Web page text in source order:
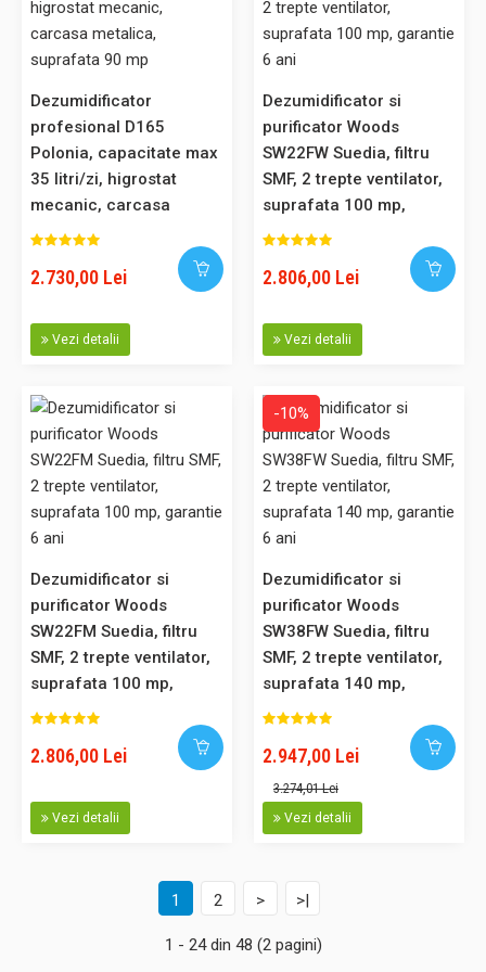
Noul dezumidificator din gama casnica Woods MDK21 este
echipat cu noul agent frigorific ecologic R290. Noutatea
consta in noul gaz refrigerant ecologic R290. Woods este
prima companie care fabrica si introduce pe piata
dezumidificatoare care functioneaza cu un agent frigorific
prietenos cu mediu..
1.295,00 Lei
-10%
Dezumidificator si purificator profesional Woods LD24 filtru
metalica, 10 ani garantie
Dezumidificator profesional Woods LD24 fabricat in Suedia,
echipat cu filtru de particule, garantie 10 ani la schimbarea
filtrului anual Modelul Woods LD24 este perfect pentru: -
dezumidificatorul uscand hainele fara sa le deterioreze - usc..
3.660,00 Lei
Adaugă în Coş
Dezumidificator
profesional D165
Polonia, capacitate max
35 litri/zi, higrostat
mecanic, carcasa
metalica, suprafata 90
2.730,00 Lei
Vezi detalii
Dezumidificator si
purificator Woods
SW22FW Suedia, filtru
SMF, 2 trepte ventilator,
suprafata 100 mp,
garantie 6 ani
2.806,00 Lei
Vezi detalii
Dezumidificator si
purificator Woods
SW22FM Suedia, filtru
SMF, 2 trepte ventilator,
suprafata 100 mp,
garantie 6 ani
2.806,00 Lei
Vezi detalii
-10%
Dezumidificator si
purificator Woods
SW38FW Suedia, filtru
SMF, 2 trepte ventilator,
suprafata 140 mp,
garantie 6 ani
2.947,00 Lei
3.274,01 Lei
Vezi detalii
1 2 > >|
1 - 24 din 48 (2 pagini)